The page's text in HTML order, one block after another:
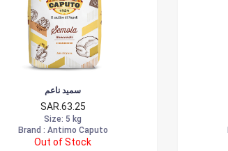
سميد ناعم
SAR.63.25
Size: 5 kg
Brand : Antimo Caputo
Out of Stock